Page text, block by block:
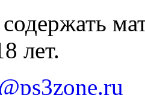
лет.